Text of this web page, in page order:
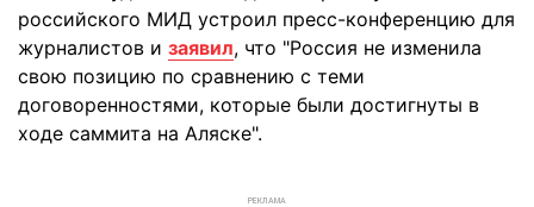
российского МИД устроил пресс-конференцию для
журналистов и заявил, что "Россия не изменила
свою позицию по сравнению с теми
договоренностями, которые были достигнуты в
ходе саммита на Аляске".
РЕКЛАМА